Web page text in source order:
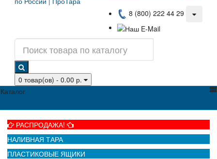
8 (800) 222 44 29
0 товар(ов) - 0.00 р.
Каталог
РАСПРОДАЖА!
НАЛИВНАЯ ТАРА
ПЛАСТИКОВЫЕ ЯЩИКИ